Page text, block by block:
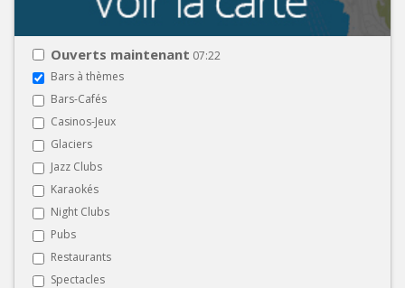
Ouverts maintenant 07:22
Bars à thèmes
Bars-Cafés
Casinos-Jeux
Glaciers
Jazz Clubs
Karaokés
Night Clubs
Pubs
Restaurants
Spectacles